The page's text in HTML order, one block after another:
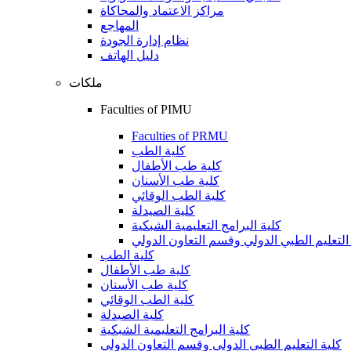
مراكز الاعتماد والمحاكاة
المهاجع
نظام إدارة الجودة
دليل الهاتف
ملكات
Faculties of PIMU
Faculties of PRMU
كلية الطب
كلية طب الأطفال
كلية طب الأسنان
كلية الطب الوقائي
كلية الصيدلة
كلية البرامج التعليمية الشبكية
التعليم الطبي الدولي وقسم التعاون الدولي
كلية الطب
كلية طب الأطفال
كلية طب الأسنان
كلية الطب الوقائي
كلية الصيدلة
كلية البرامج التعليمية الشبكية
كلية التعليم الطبي الدولي وقسم التعاون الدولي